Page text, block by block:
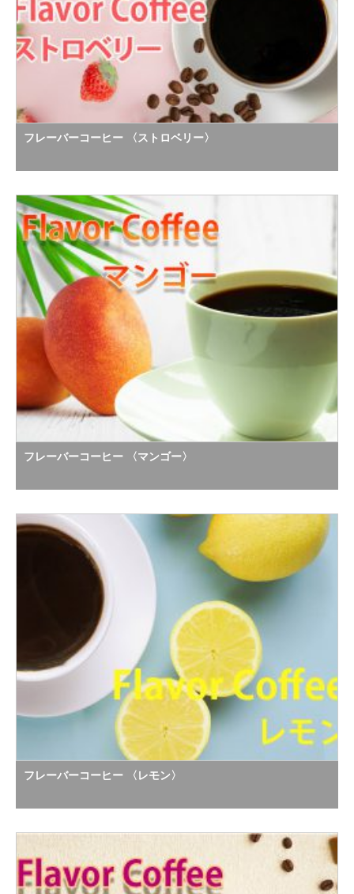
フレーバーコーヒー 〈ストロベリー〉
フレーバーコーヒー 〈マンゴー〉
フレーバーコーヒー 〈レモン〉